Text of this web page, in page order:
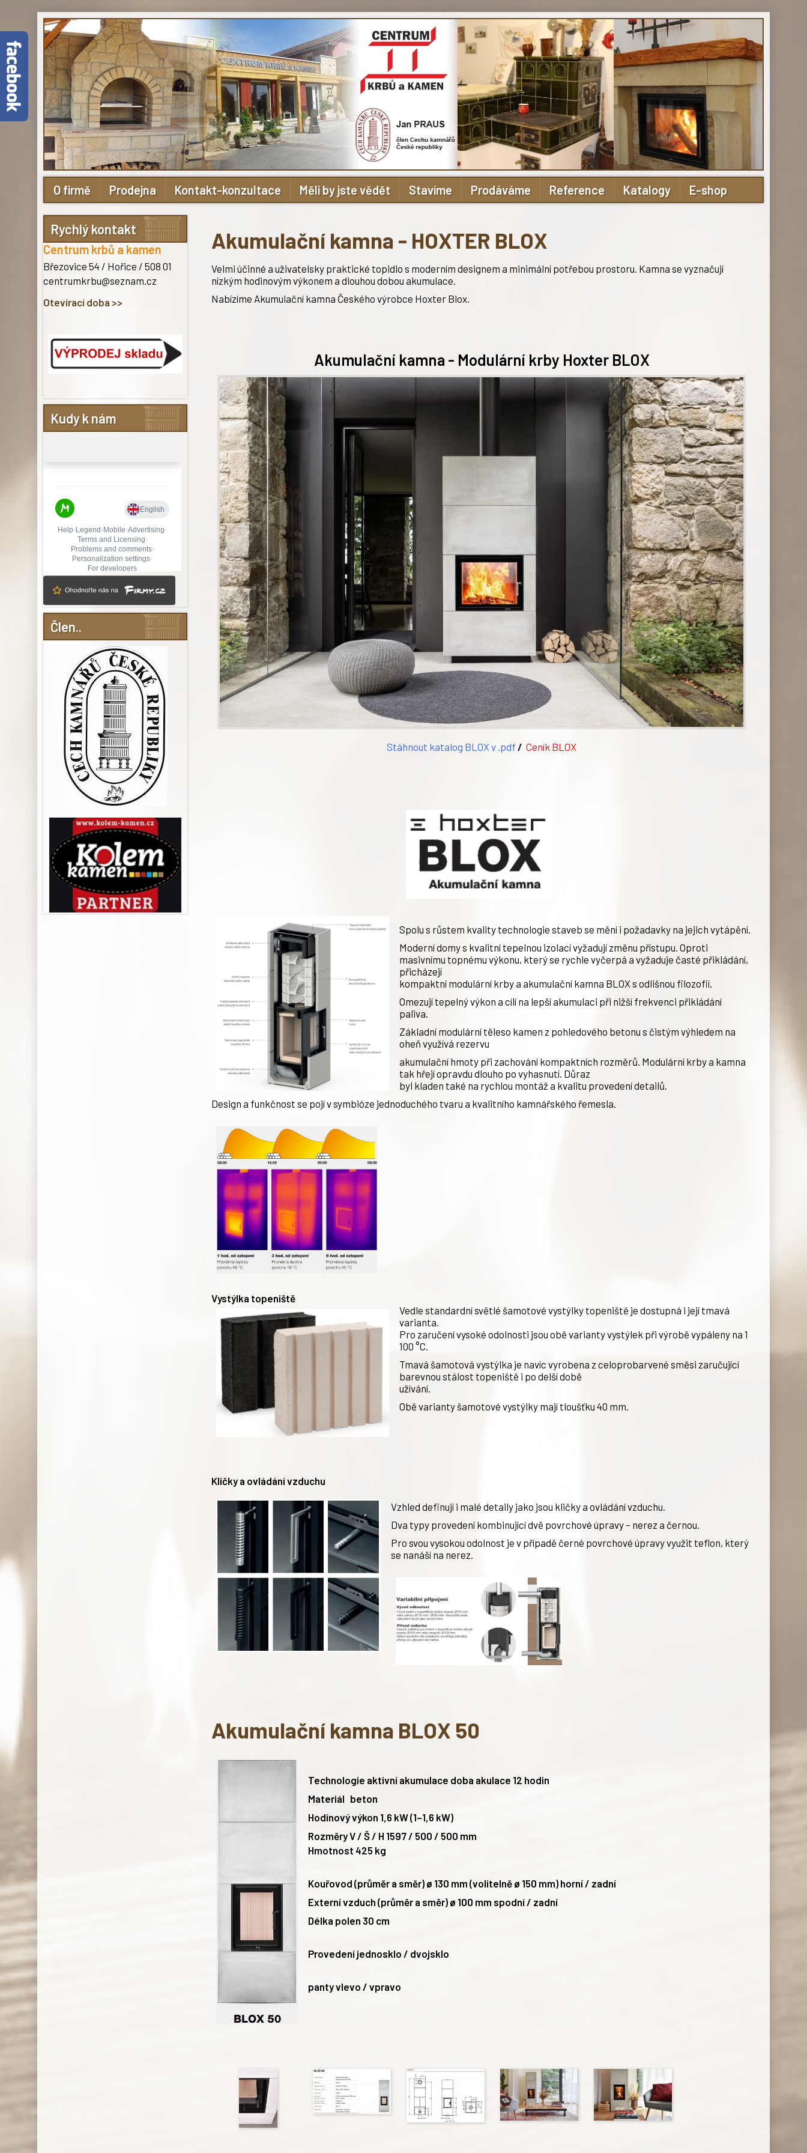
O firmě Prodejna Kontakt-konzultace Měli by jste vědět Stavíme Prodáváme Reference Katalogy E-shop
Rychlý kontakt
Centrum krbů a kamen
Březovice 54 / Hořice / 508 01
centrumkrbu@seznam.cz
Otevírací doba >>
Kudy k nám
Člen..
Akumulační kamna - HOXTER BLOX
Velmi účinné a uživatelsky praktické topidlo s moderním designem a minimální potřebou prostoru. Kamna se vyznačují
nízkým hodinovým výkonem a dlouhou dobou akumulace.
Nabízíme Akumulační kamna Českého výrobce Hoxter Blox.
Akumulační kamna - Modulární krby Hoxter BLOX
Stáhnout katalog BLOX v .pdf / Ceník BLOX
Spolu s růstem kvality technologie staveb se mění i požadavky na jejich vytápění.
Moderní domy s kvalitní tepelnou izolací vyžadují změnu přístupu. Oproti
masivnímu topnému výkonu, který se rychle vyčerpá a vyžaduje časté přikládání,
přicházejí
kompaktní modulární krby a akumulační kamna BLOX s odlišnou filozofií.
Omezují tepelný výkon a cílí na lepší akumulaci při nižší frekvenci přikládání
paliva.
Základní modulární těleso kamen z pohledového betonu s čistým výhledem na
oheň využívá rezervu
akumulační hmoty při zachování kompaktních rozměrů. Modulární krby a kamna
tak hřejí opravdu dlouho po vyhasnutí. Důraz
byl kladen také na rychlou montáž a kvalitu provedení detailů.
Design a funkčnost se pojí v symbióze jednoduchého tvaru a kvalitního kamnářského řemesla.
Vystýlka topeniště
Vedle standardní světlé šamotové vystýlky topeniště je dostupná i její tmavá
varianta.
Pro zaručení vysoké odolnosti jsou obě varianty vystýlek při výrobě vypáleny na 1
100 °C.
Tmavá šamotová vystýlka je navíc vyrobena z celoprobarvené směsi zaručující
barevnou stálost topeniště i po delší době
užívání.
Obě varianty šamotové vystýlky mají tloušťku 40 mm.
Kličky a ovládání vzduchu
Vzhled definují i malé detaily jako jsou kličky a ovládání vzduchu.
Dva typy provedení kombinující dvě povrchové úpravy – nerez a černou.
Pro svou vysokou odolnost je v případě černé povrchové úpravy využit teflon, který
se nanáší na nerez.
Akumulační kamna BLOX 50
Technologie aktivní akumulace doba akulace 12 hodin
Materiál beton
Hodinový výkon 1,6 kW (1–1,6 kW)
Rozměry V / Š / H 1597 / 500 / 500 mm
Hmotnost 425 kg
Kouřovod (průměr a směr) ø 130 mm (volitelně ø 150 mm) horní / zadní
Externí vzduch (průměr a směr) ø 100 mm spodní / zadní
Délka polen 30 cm
Provedení jednosklo / dvojsklo
panty vlevo / vpravo